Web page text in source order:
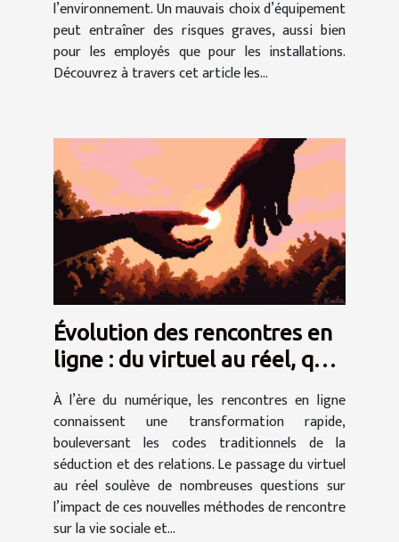
l’environnement. Un mauvais choix d’équipement
peut entraîner des risques graves, aussi bien
pour les employés que pour les installations.
Découvrez à travers cet article les...
Évolution des rencontres en
ligne : du virtuel au réel, quel
impact ?
À l’ère du numérique, les rencontres en ligne
connaissent une transformation rapide,
bouleversant les codes traditionnels de la
séduction et des relations. Le passage du virtuel
au réel soulève de nombreuses questions sur
l’impact de ces nouvelles méthodes de rencontre
sur la vie sociale et...